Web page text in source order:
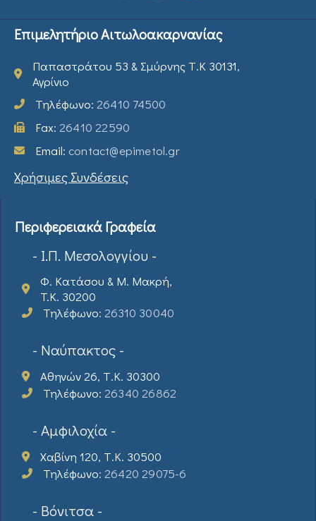
Επιμελητήριο Αιτωλοακαρνανίας
Παπαστράτου 53 & Σμύρνης Τ.Κ 30131,
Αγρίνιο
Τηλέφωνο: 26410 74500
Fax: 26410 22590
Email: contact@epimetol.gr
Χρήσιμες Συνδέσεις
Περιφερειακά Γραφεία
- Ι.Π. Μεσολογγίου -
Φ. Κατάσου & Μ. Μακρή,
T.K. 30200
Τηλέφωνο: 26310 30040
- Ναύπακτος -
Αθηνών 26, Τ.Κ. 30300
Τηλέφωνο: 26340 26862
- Αμφιλοχία -
Χαβίνη 120, Τ.Κ. 30500
Τηλέφωνο: 26420 29075-6
- Βόνιτσα -